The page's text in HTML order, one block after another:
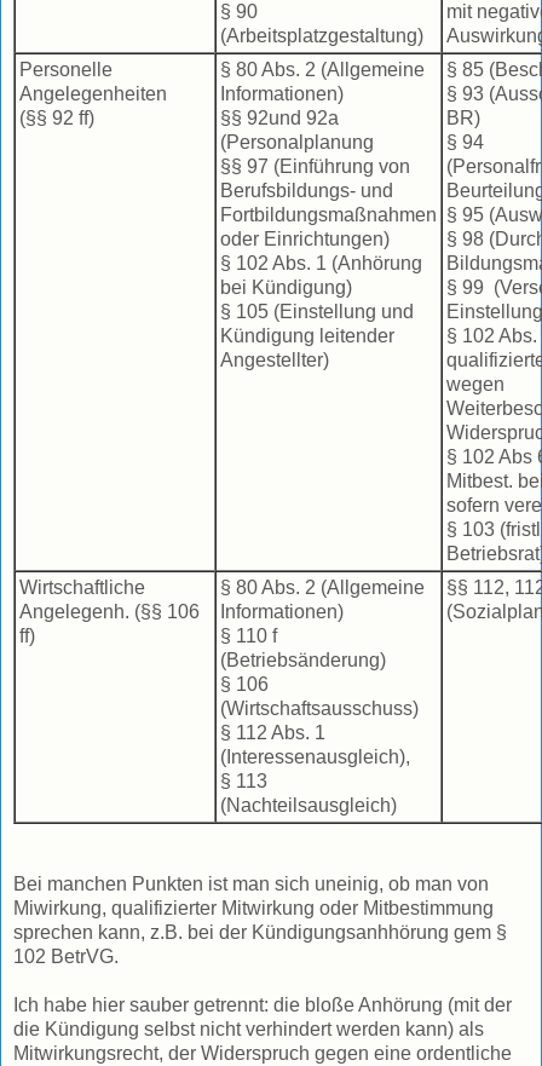
§ 90
(Arbeitsplatzgestaltung)
mit
Personelle
Angelegenheiten
(§§ 92 ff)
§ 80 Abs. 2 (Allgemeine
Informationen)
§§ 92und 92a
(Personalplanung
§§ 97 (Einführung von
Berufsbildungs- und
Fortbildungsmaßnahmen
oder Einrichtungen)
§ 102 Abs. 1 (Anhörung
bei Kündigung)
§ 105 (Einstellung und
Kündigung leitender
Angestellter)
§ 85
§ 93
BR)
§ 94
§ 95
§ 98
§ 99
§ 102 Abs.
wegen
§ 102 Abs
Mitbest.
sofern
§ 103
Wirtschaftliche
Angelegenh. (§§ 106
ff)
§ 80 Abs. 2 (Allgemeine
Informationen)
§ 110 f
(Betriebsänderung)
§ 106
(Wirtschaftsausschuss)
§ 112 Abs. 1
(Interessenausgleich),
§ 113
(Nachteilsausgleich)
§§ 112,
Bei manchen Punkten ist man sich uneinig, ob man von
Miwirkung, qualifizierter Mitwirkung oder Mitbestimmung
sprechen kann, z.B. bei der Kündigungsanhhörung gem §
102 BetrVG.
Ich habe hier sauber getrennt: die bloße Anhörung (mit der
die Kündigung selbst nicht verhindert werden kann) als
Mitwirkungsrecht, der Widerspruch gegen eine ordentliche